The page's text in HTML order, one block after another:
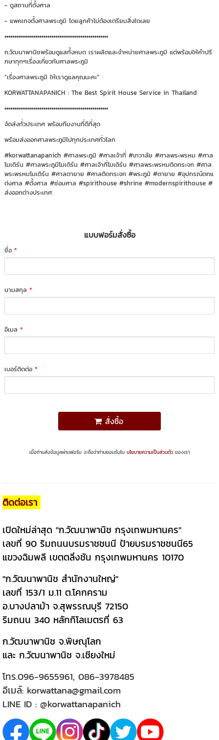
- ดูสถานที่ตั้งศาล
- แพคเกจตั้งศาลพระภูมิ โดยลูกค้าไม่ต้องเตรียมสิ่งใดเลย
•••••••••••••••••••••••••••••••••••••••••••••••••••••
ก.วัฒนาพานิชพร้อมดูแลทั้งหมด เราผลิตและจำหน่ายศาลพระภูมิ แต่พร้อมให้คำปรึ
กษาทุกๆเรื่องเกี่ยวกับศาลพระภูมิ
”เรื่องศาลพระภูมิ ให้เราดูแลคุณนะคะ“
KORWATTANAPANICH : The Best Spirit House Service in Thailand
•••••••••••••••••••••••••••••••••••••••••••••••••••••
จัดส่งทั่วประเทศ พร้อมทีมงานที่ดีที่สุด
พร้อมส่งออกศาลพระภูมิไปทุกประเทศทั่วโลก
#korwattanapanich #ศาลพระภูมิ #ศาลเจ้าที่ #เทวาลัย #ศาลพระพรหม #ศาล
โมเดิร์น #ศาลพระภูมิโมเดิร์น #ศาลเจ้าที่โมเดิร์น #ศาลพระพรหมติดกระจก #ศาล
พระพรหมโมเดิร์น #ศาลตายาย #ศาลติดกระจก #พระภูมิ #ตายาย #อุปกรณ์ตกแ
ต่งศาล #ตั้งศาล #ซ่อมศาล #spirithouse #shrine #modernspirithouse #
ส่งออกต่างประเทศ
แบบฟอร์มสั่งซื้อ
ชื่อ*
นามสกุล*
อีเมล*
เบอร์ติดต่อ*
สั่งซื้อ
เมื่อท่านส่งข้อมูลผ่านฟอร์ม จะถือว่าท่านยอมรับใน นโยบายความเป็นส่วนตัว ของเรา
ติดต่อเรา
เปิดใหม่ล่าสุด "ก.วัฒนาพานิช กรุงเทพมหานคร"
เลขที่ 90 ริมถนนบรมราชชนนี ป้ายบรมราชชนนี65
แขวงฉิมพลี เขตตลิ่งชัน กรุงเทพมหานคร 10170
"ก.วัฒนาพานิช สำนักงานใหญ่"
เลขที่ 153/1 ม.11 ต.โคกคราม
อ.บางปลาม้า จ.สุพรรณบุรี 72150
ริมถนน 340 หลักกิโลเมตรที่ 63
ก.วัฒนาพานิช จ.พิษณุโลก
และ ก.วัฒนาพานิช จ.เชียงใหม่
โทร.096-9655961, 086-3978485
อีเมล์: korwattana@gmail.com
LINE ID : @korwattanapanich